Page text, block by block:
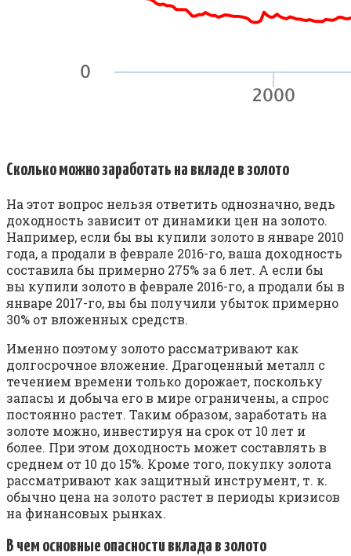
Сколько можно заработать на вкладе в золото
На этот вопрос нельзя ответить однозначно, ведь
доходность зависит от динамики цен на золото.
Например, если бы вы купили золото в январе 2010
года, а продали в феврале 2016-го, ваша доходность
составила бы примерно 275% за 6 лет. А если бы
вы купили золото в феврале 2016-го, а продали бы в
январе 2017-го, вы бы получили убыток примерно
30% от вложенных средств.
Именно поэтому золото рассматривают как
долгосрочное вложение. Драгоценный металл с
течением времени только дорожает, поскольку
запасы и добыча его в мире ограничены, а спрос
постоянно растет. Таким образом, заработать на
золоте можно, инвестируя на срок от 10 лет и
более. При этом доходность может составлять в
среднем от 10 до 15%. Кроме того, покупку золота
рассматривают как защитный инструмент, т. к.
обычно цена на золото растет в периоды кризисов
на финансовых рынках.
В чем основные опасности вклада в золото